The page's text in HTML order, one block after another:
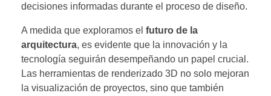
decisiones informadas durante el proceso de diseño.
A medida que exploramos el futuro de la
arquitectura, es evidente que la innovación y la
tecnología seguirán desempeñando un papel crucial.
Las herramientas de renderizado 3D no solo mejoran
la visualización de proyectos, sino que también